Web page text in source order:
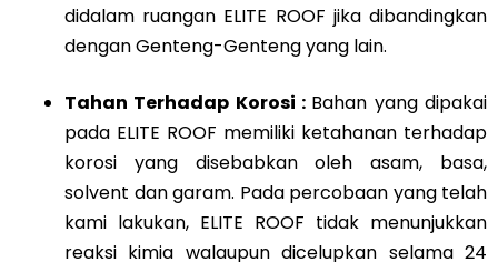
didalam ruangan ELITE ROOF jika dibandingkan
dengan Genteng-Genteng yang lain.
Tahan Terhadap Korosi : Bahan yang dipakai
pada ELITE ROOF memiliki ketahanan terhadap
korosi yang disebabkan oleh asam, basa,
solvent dan garam. Pada percobaan yang telah
kami lakukan, ELITE ROOF tidak menunjukkan
reaksi kimia walaupun dicelupkan selama 24